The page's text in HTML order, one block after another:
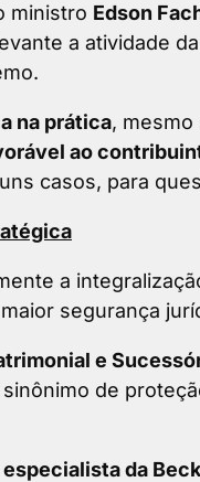
ministro Edson
a atividade
na prática, mesmo
ao
casos, para
a
segurança
e
de
da